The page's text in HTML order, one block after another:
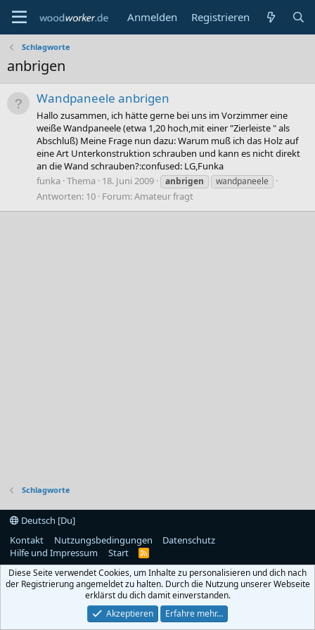
Anmelden Registrieren
Schlagworte
anbrigen
Wandpaneele anbrigen
Hallo zusammen, ich hätte gerne bei uns im Vorzimmer eine
weiße Wandpaneele (etwa 1,20 hoch,mit einer "Zierleiste " als
Abschluß) Meine Frage nun dazu: Warum muß ich das Holz auf
eine Art Unterkonstruktion schrauben und kann es nicht direkt
an die Wand schrauben?:confused: LG,Funka
funka Thema 18. Juni 2009 anbrigen wandpaneele
Antworten: 10 Forum:Amateur fragt
Schlagworte
Deutsch [Du]
Kontakt
Nutzungsbedingungen
Datenschutz
Hilfe und Impressum
Start
R
S
Diese Seite verwendet Cookies, um Inhalte zu personalisieren und dich nach
der Registrierung angemeldet zu halten. Durch die Nutzung unserer Webseite
erklärst du dich damit einverstanden.
Akzeptieren
Erfahre mehr…